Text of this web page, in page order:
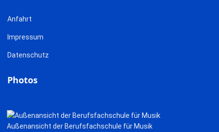
Anfahrt
Impressum
Datenschutz
Photos
Außenansicht der Berufsfachschule für Musik